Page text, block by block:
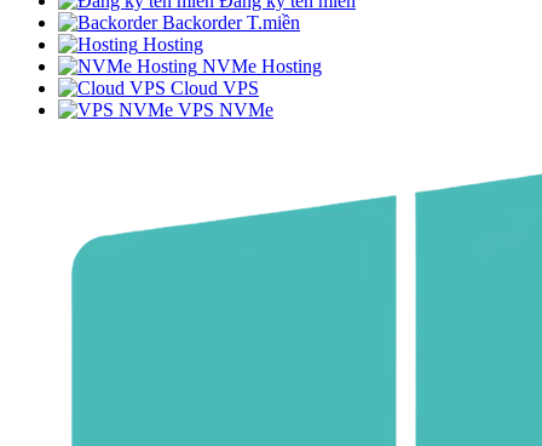
Backorder T.miền
Hosting
NVMe Hosting
Cloud VPS
VPS NVMe